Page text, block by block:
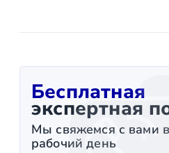
Бесплатная
экспертная
Мы свяжемся с вами
рабочий день